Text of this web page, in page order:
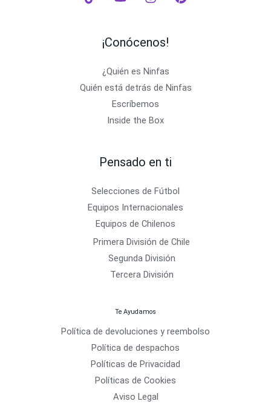
¡Conócenos!
¿Quién es Ninfas
Quién está detrás de Ninfas
Escríbemos
Inside the Box
Pensado en ti
Selecciones de Fútbol
Equipos Internacionales
Equipos de Chilenos
Primera División de Chile
Segunda División
Tercera División
Te Ayudamos
Política de devoluciones y reembolso
Política de despachos
Políticas de Privacidad
Políticas de Cookies
Aviso Legal